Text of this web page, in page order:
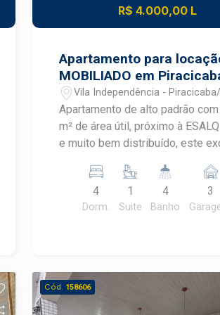
R$ 4.000,00 L
Apartamento para
MOBILIADO em
Condomínio Residencial
Europa proximo a Esalq
Vila Independência -
Apartamento de alto padrão
m² de área útil, próximo à ESALQ
e muito bem distribuído, este
funcionalidade e localização
privilegiada. O imóvel conta com 3
vagas de garagem e depósito
momentos de convivência.
ainda lavabo, cozinha planejada,
íntimo com roupeiros e terraço
4
Dorm.
1
Suite
4
Banho
3
Cód. 158606